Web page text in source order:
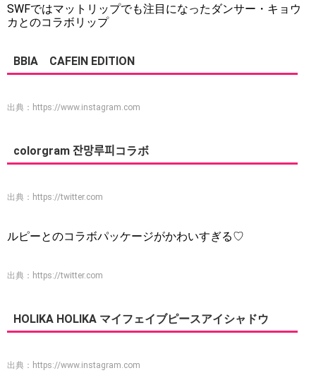
SWFではマットリップでも注目になったダンサー・キョウ
カとのコラボリップ
BBIA CAFEIN EDITION
出典： https://www.instagram.com
colorgram 잔망루피コラボ
出典： https://twitter.com
ルピーとのコラボパッケージがかわいすぎる♡
出典： https://twitter.com
HOLIKA HOLIKA マイフェイブピースアイシャドウ
出典： https://www.instagram.com